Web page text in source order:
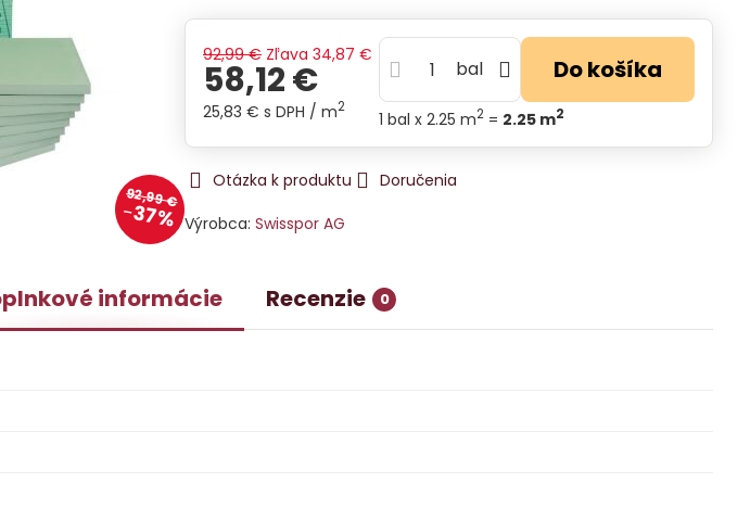
92,99 €
37%
92,99 € Zľava 34,87 €
58,12 €
25,83 € s DPH / m2
bal Do košíka
1 bal x 2.25 m2= 2.25m2
Otázka k produktu
Doručenia
Výrobca:Swisspor AG
informácie Recenzie 0